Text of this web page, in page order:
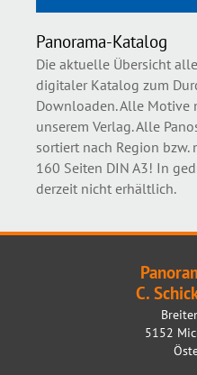
Panorama-Katalog
Die aktuelle Übersicht
digitaler Katalog zum
Downloaden. Alle Motive
unserem Verlag. Alle
sortiert nach Region bzw.
160 Seiten DIN A3! In
derzeit nicht erhältlich.
C.
5152